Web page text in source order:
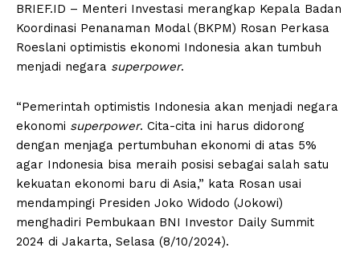
BRIEF.ID – Menteri Investasi merangkap Kepala Badan
Koordinasi Penanaman Modal (BKPM) Rosan Perkasa
Roeslani optimistis ekonomi Indonesia akan tumbuh
menjadi negara superpower.
“Pemerintah optimistis Indonesia akan menjadi negara
ekonomi superpower. Cita-cita ini harus didorong
dengan menjaga pertumbuhan ekonomi di atas 5%
agar Indonesia bisa meraih posisi sebagai salah satu
kekuatan ekonomi baru di Asia,” kata Rosan usai
mendampingi Presiden Joko Widodo (Jokowi)
menghadiri Pembukaan BNI Investor Daily Summit
2024 di Jakarta, Selasa (8/10/2024).